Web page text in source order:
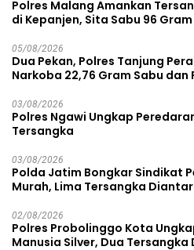
Polres Malang Amankan
di Kepanjen, Sita Sabu 96
05/08/2026
Dua Pekan, Polres Tanjung
Narkoba 22,76 Gram Sabu dan
03/08/2026
Polres Ngawi Ungkap
Tersangka
03/08/2026
Polda Jatim Bongkar Sindikat
Murah, Lima Tersangka
02/08/2026
Polres Probolinggo Kota
Manusia Silver, Dua Tersangka